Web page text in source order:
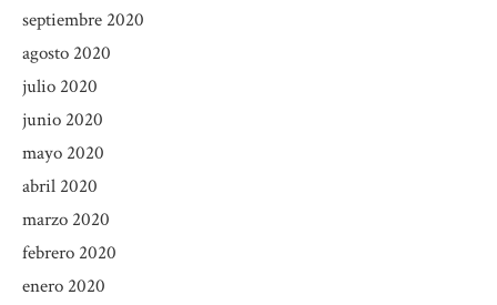
septiembre 2020
agosto 2020
julio 2020
junio 2020
mayo 2020
abril 2020
marzo 2020
febrero 2020
enero 2020